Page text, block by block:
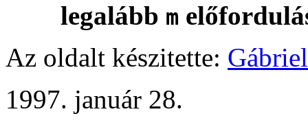
legalább m
Az oldalt készitette:
1997. január 28.